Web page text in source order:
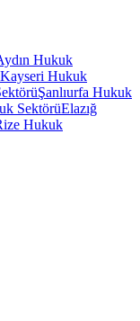
Hukuk
Kayseri Hukuk
Şanlıurfa Hukuk
SektörüElazığ
Hukuk